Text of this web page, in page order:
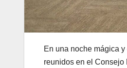
En una noche mágica
reunidos en el